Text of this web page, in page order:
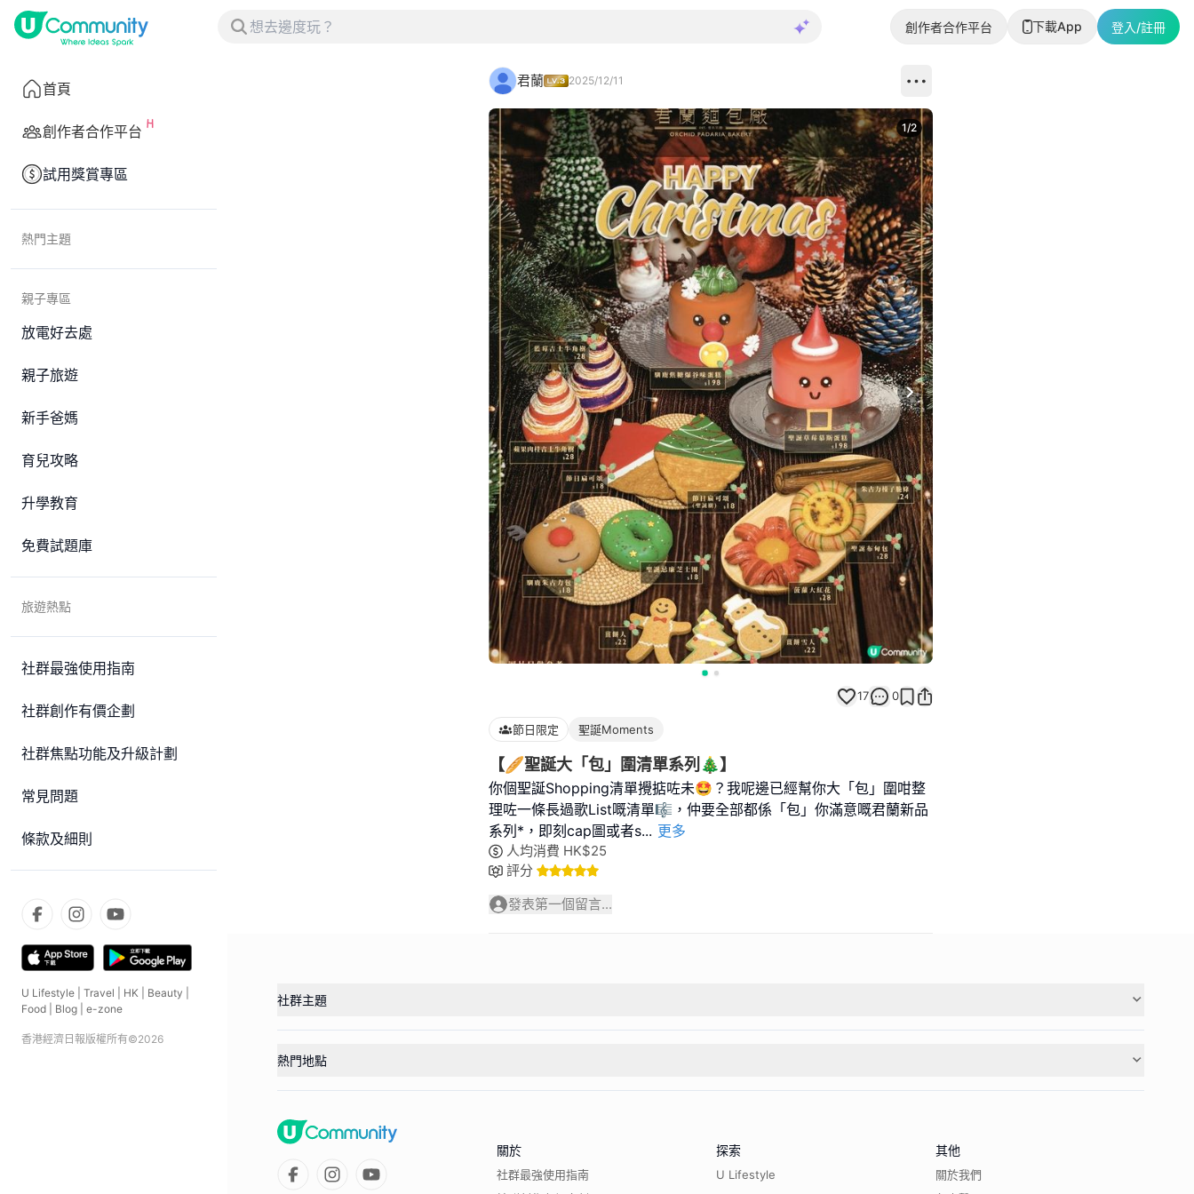
創作者合作平台 下載App 登入/註冊
首頁
創作者合作平台
試用獎賞專區
熱門主題
親子專區
放電好去處
親子旅遊
新手爸媽
育兒攻略
升學教育
免費試題庫
旅遊熱點
社群最強使用指南
社群創作有價企劃
社群焦點功能及升級計劃
常見問題
條款及細則
U Lifestyle Travel HK Beauty
Food
Blog e-zone
香港經濟日報版權所有©2026
君蘭 2025/12/11
Next slide
1/2
17 0
節日限定 聖誕Moments
【🥖聖誕大「包」圍清單系列🎄】
你個聖誕Shopping清單攪掂咗未🤩？我呢邊已經幫你大「包」圍咁整
理咗一條長過歌List嘅清單🎼，仲要全部都係「包」你滿意嘅君蘭新品
系列*，即刻cap圖或者s... 更多
人均消費 HK$25
評分
發表第一個留言...
社群主題
熱門地點
關於
社群最強使用指南
探索
U Lifestyle
其他
關於我們